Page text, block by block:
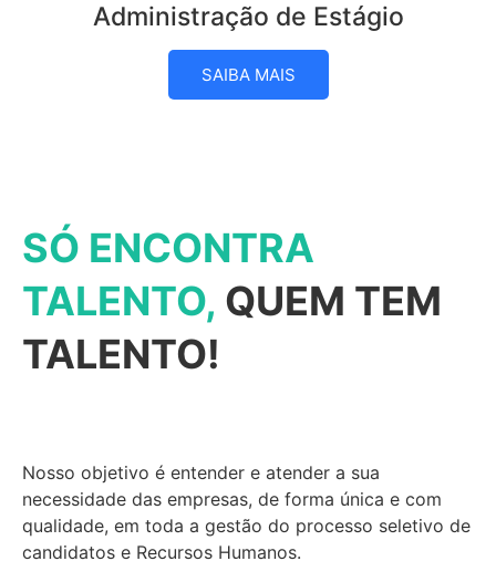
Administração de Estágio
SAIBA MAIS
SÓ ENCONTRA
TALENTO, QUEM TEM
TALENTO!
Nosso objetivo é entender e atender a sua
necessidade das empresas, de forma única e com
qualidade, em toda a gestão do processo seletivo de
candidatos e Recursos Humanos.